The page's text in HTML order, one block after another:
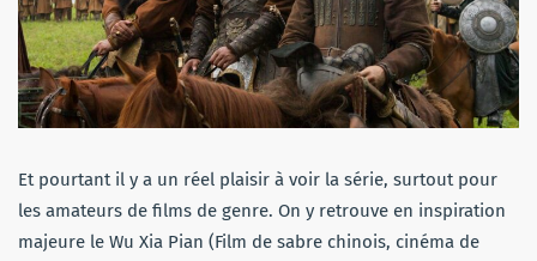
Et pourtant il y a un réel plaisir à voir la série, surtout pour
les amateurs de films de genre. On y retrouve en inspiration
majeure le Wu Xia Pian (Film de sabre chinois, cinéma de